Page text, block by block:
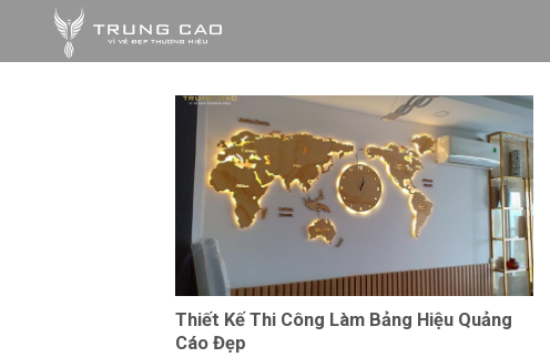
content
Thiết Kế Thi Công Làm Bảng Hiệu Quảng
Cáo Đẹp